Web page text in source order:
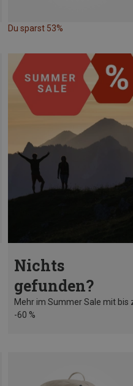
Du sparst 53%
Nichts
gefunden?
Mehr im Summer Sale mit bis
-60 %